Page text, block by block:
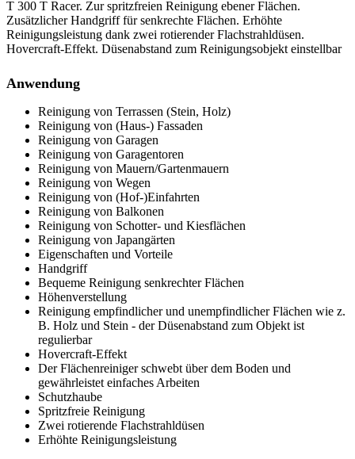
T 300 T Racer. Zur spritzfreien Reinigung ebener Flächen.
Zusätzlicher Handgriff für senkrechte Flächen. Erhöhte
Reinigungsleistung dank zwei rotierender Flachstrahldüsen.
Hovercraft-Effekt. Düsenabstand zum Reinigungsobjekt einstellbar
Anwendung
Reinigung von Terrassen (Stein, Holz)
Reinigung von (Haus-) Fassaden
Reinigung von Garagen
Reinigung von Garagentoren
Reinigung von Mauern/Gartenmauern
Reinigung von Wegen
Reinigung von (Hof-)Einfahrten
Reinigung von Balkonen
Reinigung von Schotter- und Kiesflächen
Reinigung von Japangärten
Eigenschaften und Vorteile
Handgriff
Bequeme Reinigung senkrechter Flächen
Höhenverstellung
Reinigung empfindlicher und unempfindlicher Flächen wie z.
B. Holz und Stein - der Düsenabstand zum Objekt ist
regulierbar
Hovercraft-Effekt
Der Flächenreiniger schwebt über dem Boden und
gewährleistet einfaches Arbeiten
Schutzhaube
Spritzfreie Reinigung
Zwei rotierende Flachstrahldüsen
Erhöhte Reinigungsleistung